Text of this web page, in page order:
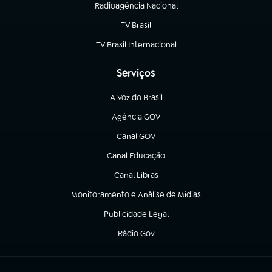
Radioagência Nacional
(abre em nova aba)
TV Brasil
(abre em nova aba)
TV Brasil Internacional
(abre em nova aba)
Serviços
A Voz do Brasil
(abre em nova aba)
Agência GOV
(abre em nova aba)
Canal GOV
(abre em nova aba)
Canal Educação
(abre em nova aba)
Canal Libras
(abre em nova aba)
Monitoramento e Análise de Mídias
(abre em nova aba)
Publicidade Legal
(abre em nova aba)
Rádio Gov
(abre em nova aba)